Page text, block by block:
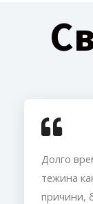
Долго
тежина
причини,